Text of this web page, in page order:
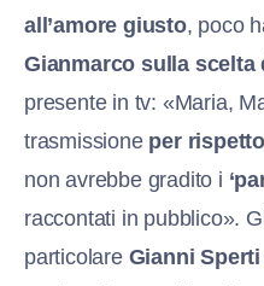
all’amore giusto, poco
Gianmarco sulla scelta
presente in tv: «Maria,
trasmissione per
non avrebbe gradito i
raccontati in pubblico».
particolare Gianni Sperti